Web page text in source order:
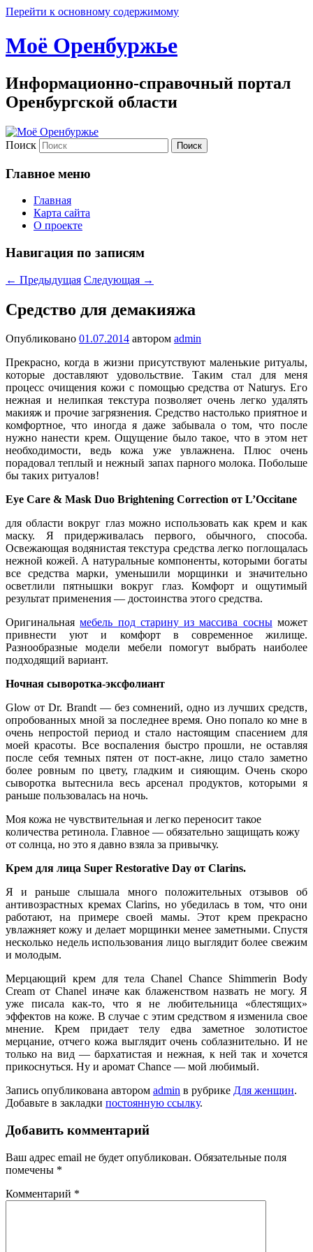
Перейти к основному содержимому
Моё Оренбуржье
Информационно-справочный портал
Оренбургской области
Поиск
Главное меню
Главная
Карта сайта
О проекте
Навигация по записям
← Предыдущая Следующая →
Средство для демакияжа
Опубликовано 01.07.2014 автором admin
Прекрасно, когда в жизни присутствуют маленькие ритуалы,
которые доставляют удовольствие. Таким стал для меня
процесс очищения кожи с помощью средства от Naturys. Его
нежная и нелипкая текстура позволяет очень легко удалять
макияж и прочие загрязнения. Средство настолько приятное и
комфортное, что иногда я даже забывала о том, что после
нужно нанести крем. Ощущение было такое, что в этом нет
необходимости, ведь кожа уже увлажнена. Плюс очень
порадовал теплый и нежный запах парного молока. Побольше
бы таких ритуалов!
Eye Care & Mask Duo Brightening Correction от L’Occitane
для области вокруг глаз можно использовать как крем и как
маску. Я придерживалась первого, обычного, способа.
Освежающая водянистая текстура средства легко поглощалась
нежной кожей. А натуральные компоненты, которыми богаты
все средства марки, уменьшили морщинки и значительно
осветлили пятнышки вокруг глаз. Комфорт и ощутимый
результат применения — достоинства этого средства.
Оригинальнаямебель под старину из массива сосныможет
привнести уют и комфорт в современное жилище.
Разнообразные модели мебели помогут выбрать наиболее
подходящий вариант.
Ночная сыворотка-эксфолиант
Glow от Dr. Brandt — без сомнений, одно из лучших средств,
опробованных мной за последнее время. Оно попало ко мне в
очень непростой период и стало настоящим спасением для
моей красоты. Все воспаления быстро прошли, не оставляя
после себя темных пятен от пост-акне, лицо стало заметно
более ровным по цвету, гладким и сияющим. Очень скоро
сыворотка вытеснила весь арсенал продуктов, которыми я
раньше пользовалась на ночь.
Моя кожа не чувствительная и легко переносит такое
количества ретинола. Главное — обязательно защищать кожу
от солнца, но это я давно взяла за привычку.
Крем для лица Super Restorative Day от Clarins.
Я и раньше слышала много положительных отзывов об
антивозрастных кремах Clarins, но убедилась в том, что они
работают, на примере своей мамы. Этот крем прекрасно
увлажняет кожу и делает морщинки менее заметными. Спустя
несколько недель использования лицо выглядит более свежим
и молодым.
Мерцающий крем для тела Chanel Chance Shimmerin Body
Cream от Chanel иначе как блаженством назвать не могу. Я
уже писала как-то, что я не любительница «блестящих»
эффектов на коже. В случае с этим средством я изменила свое
мнение. Крем придает телу едва заметное золотистое
мерцание, отчего кожа выглядит очень соблазнительно. И не
только на вид — бархатистая и нежная, к ней так и хочется
прикоснуться. Ну и аромат Chance — мой любимый.
Запись опубликована автором admin в рубрике Для женщин.
Добавьте в закладки постоянную ссылку.
Добавить комментарий
Ваш адрес email не будет опубликован. Обязательные поля
помечены *
Комментарий *